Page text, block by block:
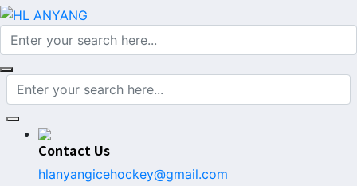
Contact Us
hlanyangicehockey@gmail.com